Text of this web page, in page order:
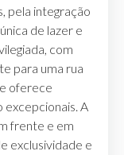
pela integração
de lazer e
com
para uma rua
oferece
excepcionais. A
frente e em
exclusividade e